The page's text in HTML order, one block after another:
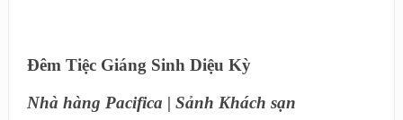
Đêm Tiệc Giáng Sinh Diệu Kỳ
Nhà hàng Pacifica | Sảnh Khách sạn